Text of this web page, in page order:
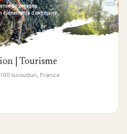
| Tourisme
Issoudun, France